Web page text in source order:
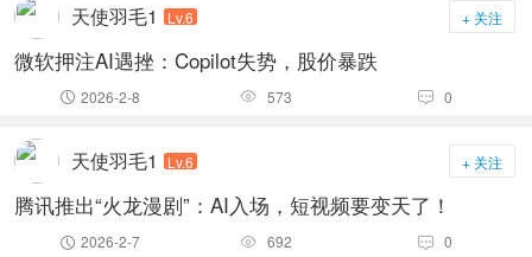
天使羽毛1 Lv.6 + 关注
微软押注AI遇挫：Copilot失势，股价暴跌
 2026-2-8  573  0
天使羽毛1 Lv.6 + 关注
腾讯推出“火龙漫剧”：AI入场，短视频要变天了！
 2026-2-7  692  0